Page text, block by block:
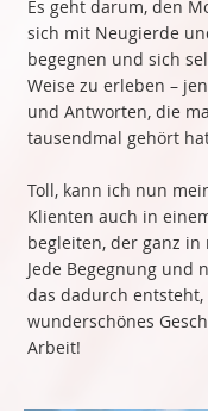
Es geht darum, den
sich mit Neugierde
begegnen und sich
Weise zu erleben –
und Antworten, die
tausendmal gehört
Toll, kann ich nun
Klienten auch in
begleiten, der ganz in
Jede Begegnung und
das dadurch entsteht,
wunderschönes
Arbeit!